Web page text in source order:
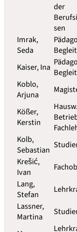
der
sen
Imrak,
Seda
Kaiser, Ina
Koblo,
Arjuna
Kößer,
Kerstin
Hausw.
Kolb,
Sebastian
Krešić,
Ivan
Lang,
Stefan
Lassner,
Martina